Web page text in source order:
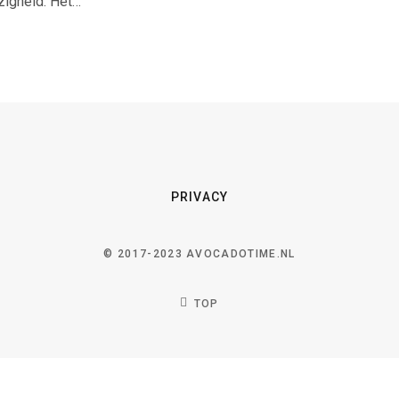
PRIVACY
© 2017-2023 AVOCADOTIME.NL
TOP